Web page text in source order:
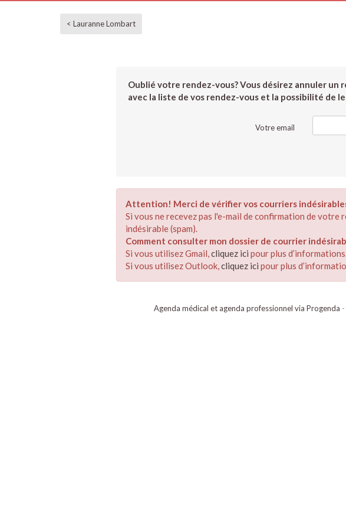
< Lauranne Lombart
Oublié votre rendez-vous? Vous désirez annuler un
avec la liste de vos rendez-vous et la possibilité de
Votre email
Attention! Merci de vérifier vos courriers
Si vous ne recevez pas l'e-mail de confirmation de
indésirable (spam).
Comment consulter mon dossier de courrier
Si vous utilisez Gmail,cliquez ici pour plus
Si vous utilisez Outlook,cliquez ici pour plus
Agenda médical et agenda professionnel via Progenda